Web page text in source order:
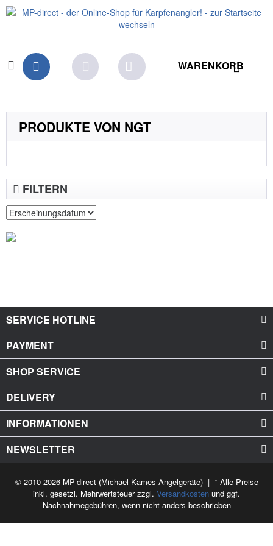
WARENKORB
PRODUKTE VON NGT
FILTERN
SERVICE HOTLINE
PAYMENT
SHOP SERVICE
DELIVERY
INFORMATIONEN
NEWSLETTER
© 2010-2026 MP-direct (Michael Kames Angelgeräte) | * Alle Preise
inkl. gesetzl. Mehrwertsteuer zzgl. Versandkosten und ggf.
Nachnahmegebühren, wenn nicht anders beschrieben